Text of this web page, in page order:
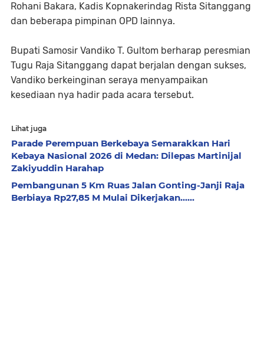
Rohani Bakara, Kadis Kopnakerindag Rista Sitanggang
dan beberapa pimpinan OPD lainnya.
Bupati Samosir Vandiko T. Gultom berharap peresmian
Tugu Raja Sitanggang dapat berjalan dengan sukses,
Vandiko berkeinginan seraya menyampaikan
kesediaan nya hadir pada acara tersebut.
Lihat juga
Parade Perempuan Berkebaya Semarakkan Hari
Kebaya Nasional 2026 di Medan: Dilepas Martinijal
Zakiyuddin Harahap
Pembangunan 5 Km Ruas Jalan Gonting-Janji Raja
Berbiaya Rp27,85 M Mulai Dikerjakan......